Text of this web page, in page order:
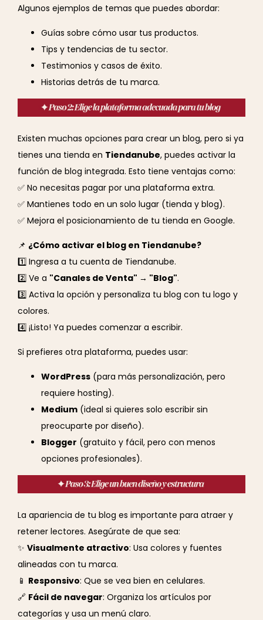
Algunos ejemplos de temas que puedes abordar:
Guías sobre cómo usar tus productos.
Tips y tendencias de tu sector.
Testimonios y casos de éxito.
Historias detrás de tu marca.
Existen muchas opciones para crear un blog, pero si ya
tienes una tienda en Tiendanube, puedes activar la
función de blog integrada. Esto tiene ventajas como:
✅ No necesitas pagar por una plataforma extra.
✅ Mantienes todo en un solo lugar (tienda y blog).
✅ Mejora el posicionamiento de tu tienda en Google.
📌 ¿Cómo activar el blog en Tiendanube?
1️⃣ Ingresa a tu cuenta de Tiendanube.
2️⃣ Ve a "Canales de Venta" → "Blog".
3️⃣ Activa la opción y personaliza tu blog con tu logo y
colores.
4️⃣ ¡Listo! Ya puedes comenzar a escribir.
Si prefieres otra plataforma, puedes usar:
WordPress (para más personalización, pero
requiere hosting).
Medium (ideal si quieres solo escribir sin
preocuparte por diseño).
Blogger (gratuito y fácil, pero con menos
opciones profesionales).
La apariencia de tu blog es importante para atraer y
retener lectores. Asegúrate de que sea:
✨ Visualmente atractivo: Usa colores y fuentes
alineadas con tu marca.
📱 Responsivo: Que se vea bien en celulares.
🔗 Fácil de navegar: Organiza los artículos por
categorías y usa un menú claro.